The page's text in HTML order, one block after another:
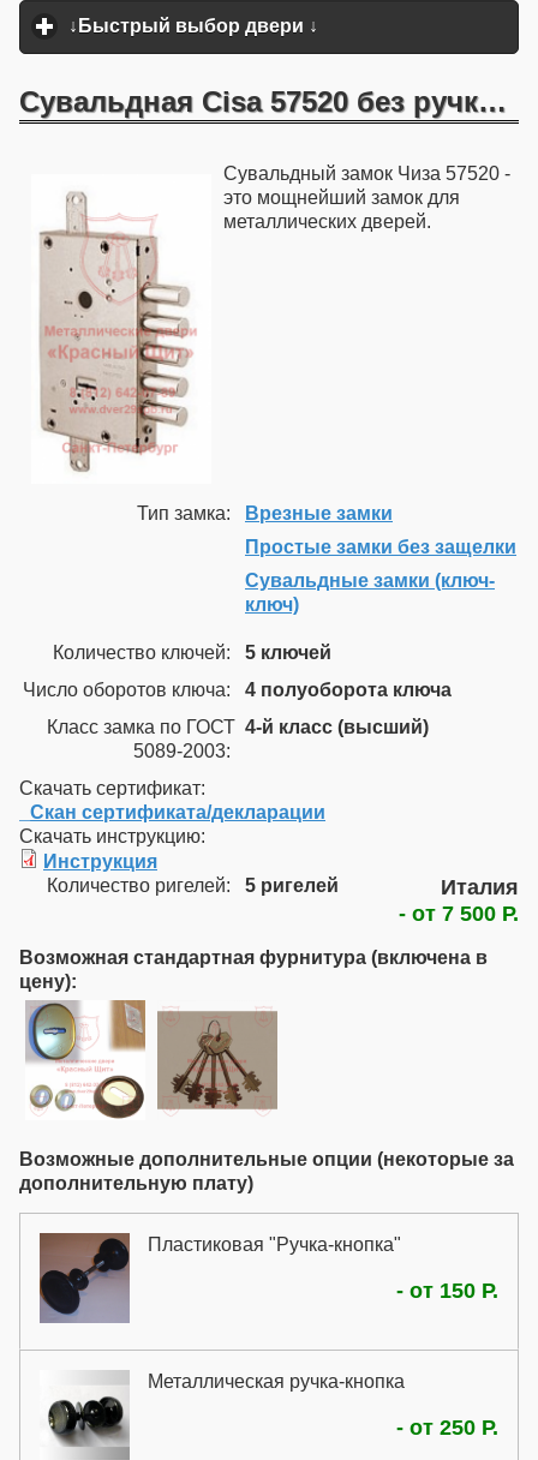
↓Быстрый выбор двери ↓
Сувальдная Cisa 57520 без ручки без перекодировки
Сувальдный замок Чиза 57520 -
это мощнейший замок для
металлических дверей.
Тип замка:
Врезные замки
Простые замки без защелки
Сувальдные замки (ключ-
ключ)
Количество ключей:
5 ключей
Число оборотов ключа:
4 полуоборота ключа
Класс замка по ГОСТ
5089-2003:
4-й класс (высший)
Скачать сертификат:
_Скан сертификата/декларации
Скачать инструкцию:
Инструкция
Количество ригелей:
5 ригелей
Италия
- от 7 500 Р.
Возможная стандартная фурнитура (включена в
цену):
Возможные дополнительные опции (некоторые за
дополнительную плату)
Пластиковая "Ручка-кнопка"
Это простейшая ручка для установки
так и для металлических дверей в
- от 150 Р.
Металлическая ручка-кнопка
Металлическая ручка-кнопка - это- от 250 Р.